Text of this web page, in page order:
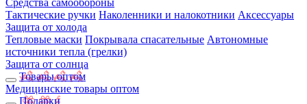
Средства самообороны
Тактические ручки Наколенники и налокотники Аксессуары
Защита от холода
Тепловые маски Покрывала спасательные Автономные
источники тепла (грелки)
Защита от солнца
Товары оптом
Медицинские товары оптом
Подарки